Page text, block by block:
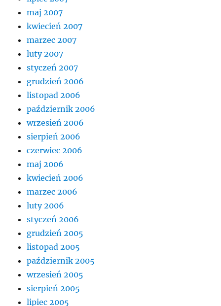
maj 2007
kwiecień 2007
marzec 2007
luty 2007
styczeń 2007
grudzień 2006
listopad 2006
październik 2006
wrzesień 2006
sierpień 2006
czerwiec 2006
maj 2006
kwiecień 2006
marzec 2006
luty 2006
styczeń 2006
grudzień 2005
listopad 2005
październik 2005
wrzesień 2005
sierpień 2005
lipiec 2005